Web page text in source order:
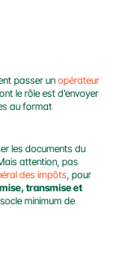
passer un opérateur
le rôle est d’envoyer
au format
les documents du
attention, pas
des impôts, pour
transmise et
minimum de